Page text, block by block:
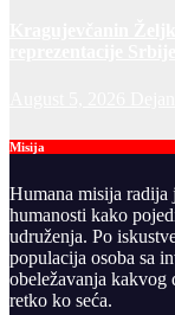
Misija
Humana misija
humanosti kako
udruženja. Po
populacija osoba sa
obeležavanja kakvog
retko ko seća.